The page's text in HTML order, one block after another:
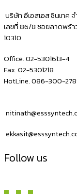
บริษัท อีเอสเอส ซินเทค
เลขที่ 86/8 ซอยลาดพร้า
10310
Office. 02-5301613-4
Fax. 02-5301218
HotLine. 086-300-
Follow us